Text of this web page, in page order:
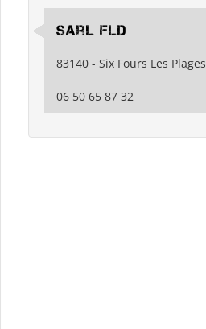
Sarl FLD
83140 - Six Fours Les Plages
06 50 65 87 32